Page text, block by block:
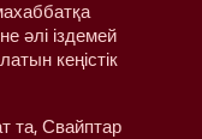
әлі іздемей
кеңістік
та, Свайптар